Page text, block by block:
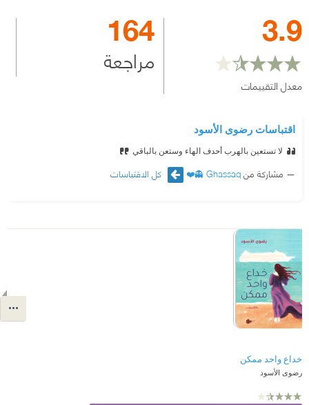
3.9
معدل التقييمات
164
مراجعة
اقتباسات رضوى الأسود
لا تستعين بالهرب أحدف الهاء وستعن بالباقي
مشاركة منGhassaq 👻❤️ كل الاقتباسات
خداع واحد ممكن
رضوى الأسود